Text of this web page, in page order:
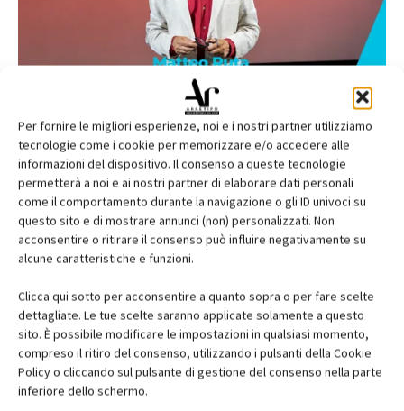
Per fornire le migliori esperienze, noi e i nostri partner utilizziamo
tecnologie come i cookie per memorizzare e/o accedere alle
informazioni del dispositivo. Il consenso a queste tecnologie
permetterà a noi e ai nostri partner di elaborare dati personali
come il comportamento durante la navigazione o gli ID univoci su
questo sito e di mostrare annunci (non) personalizzati. Non
acconsentire o ritirare il consenso può influire negativamente su
alcune caratteristiche e funzioni.
Clicca qui sotto per acconsentire a quanto sopra o per fare scelte
dettagliate. Le tue scelte saranno applicate solamente a questo
sito. È possibile modificare le impostazioni in qualsiasi momento,
compreso il ritiro del consenso, utilizzando i pulsanti della Cookie
Policy o cliccando sul pulsante di gestione del consenso nella parte
inferiore dello schermo.